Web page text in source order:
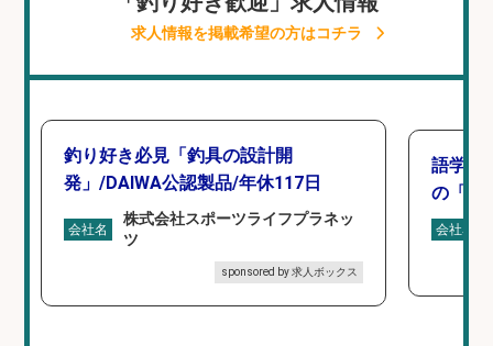
求人情報を掲載希望の方はコチラ
釣り好き必見「釣具の設計開
発」/DAIWA公認製品/年休117日
会社名
株式会社スポーツライフプラネッ
ツ
sponsored by 求人ボックス
語学力
の「海
会社名